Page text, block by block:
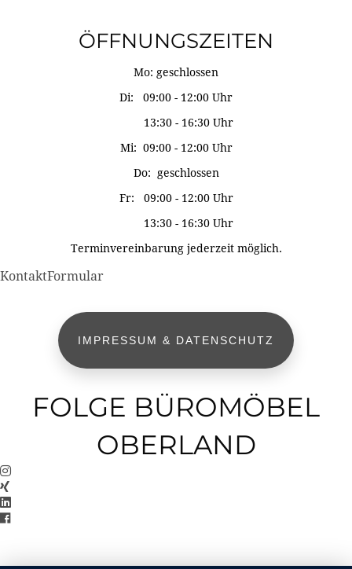
ÖFFNUNGSZEITEN
Mo: geschlossen
Di: 09:00 - 12:00 Uhr
13:30 - 16:30 Uhr
Mi: 09:00 - 12:00 Uhr
Do: geschlossen
Fr: 09:00 - 12:00 Uhr
13:30 - 16:30 Uhr
Terminvereinbarung jederzeit möglich.
KontaktFormular
IMPRESSUM & DATENSCHUTZ
FOLGE BÜROMÖBEL
OBERLAND